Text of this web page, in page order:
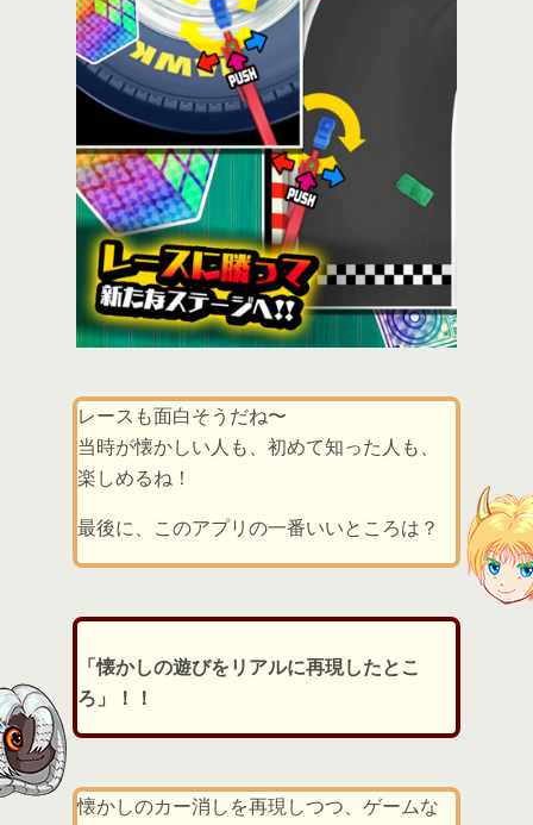
レースも面白そうだね〜
当時が懐かしい人も、初めて知った人も、
楽しめるね！
最後に、このアプリの一番いいところは？
「懐かしの遊びをリアルに再現したとこ
ろ」！！
懐かしのカー消しを再現しつつ、ゲームな